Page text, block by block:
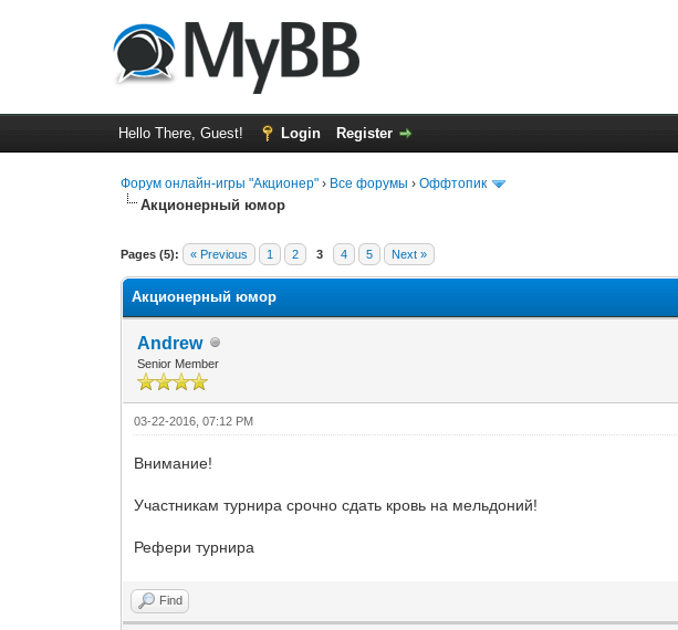
Hello There, Guest! Login Register
Форум онлайн-игры "Акционер" › Все форумы ›Оффтопик
Акционерный юмор
Pages (5): « Previous 1 2 3 4 5 Next »
1 Vote(s) - 5 Average
Акционерный юмор
Andrew
Senior Member
03-22-2016, 07:12 PM
Внимание!
Участникам турнира срочно сдать кровь на мельдоний!
Рефери турнира
Find